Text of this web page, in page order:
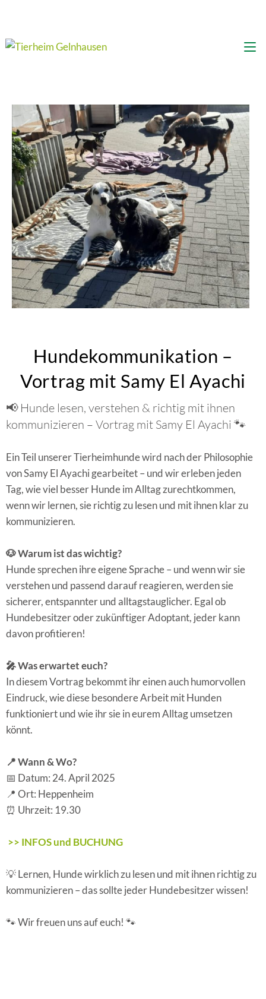
Hundekommunikation –
Vortrag mit Samy El Ayachi
📢 Hunde lesen, verstehen & richtig mit ihnen
kommunizieren – Vortrag mit Samy El Ayachi 🐾
Ein Teil unserer Tierheimhunde wird nach der Philosophie
von Samy El Ayachi gearbeitet – und wir erleben jeden
Tag, wie viel besser Hunde im Alltag zurechtkommen,
wenn wir lernen, sie richtig zu lesen und mit ihnen klar zu
kommunizieren.
🐶 Warum ist das wichtig?
Hunde sprechen ihre eigene Sprache – und wenn wir sie
verstehen und passend darauf reagieren, werden sie
sicherer, entspannter und alltagstauglicher. Egal ob
Hundebesitzer oder zukünftiger Adoptant, jeder kann
davon profitieren!
🎤 Was erwartet euch?
In diesem Vortrag bekommt ihr einen auch humorvollen
Eindruck, wie diese besondere Arbeit mit Hunden
funktioniert und wie ihr sie in eurem Alltag umsetzen
könnt.
📍 Wann & Wo?
📅 Datum: 24. April 2025
📍 Ort: Heppenheim
⏰ Uhrzeit: 19.30
>> INFOS und BUCHUNG
💡 Lernen, Hunde wirklich zu lesen und mit ihnen richtig zu
kommunizieren – das sollte jeder Hundebesitzer wissen!
🐾 Wir freuen uns auf euch! 🐾